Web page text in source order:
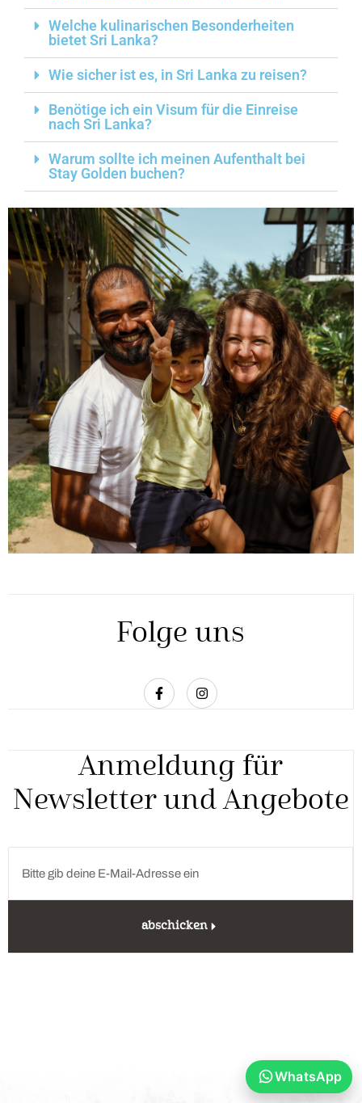
Welche kulinarischen Besonderheiten
bietet Sri Lanka?
Wie sicher ist es, in Sri Lanka zu reisen?
Benötige ich ein Visum für die Einreise
nach Sri Lanka?
Warum sollte ich meinen Aufenthalt bei
Stay Golden buchen?
Folge uns
Anmeldung für
Newsletter und Angebote
abschicken
WhatsApp